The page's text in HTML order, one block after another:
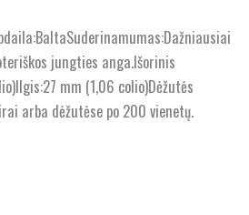
jungties anga.Išorinis
mm (1,06 colio)Dėžutės
arba dėžutėse po 200 vienetų.